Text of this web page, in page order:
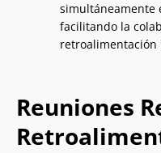
simultáneamente
facilitando la
retroalimentación
Reuniones